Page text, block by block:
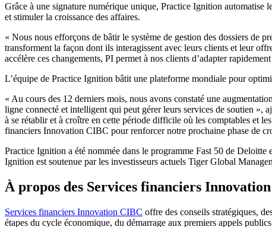
Grâce à une signature numérique unique, Practice Ignition automatise
et stimuler la croissance des affaires.
« Nous nous efforçons de bâtir le système de gestion des dossiers de
transforment la façon dont ils interagissent avec leurs clients et leur
accélère ces changements, PI permet à nos clients d’adapter
L’équipe de Practice Ignition bâtit une plateforme mondiale pour
« Au cours des 12 derniers mois, nous avons constaté une
ligne connecté et intelligent qui peut gérer leurs services de soutien »,
à se rétablir et à croître en cette période difficile où les comptables et
financiers Innovation CIBC pour renforcer notre prochaine phase de
Practice Ignition a été nommée dans le programme Fast 50 de Deloitte
Ignition est soutenue par les investisseurs actuels Tiger Global
À propos des Services financiers
Services financiers Innovation CIBC offre des conseils stratégiques,
étapes du cycle économique, du démarrage aux premiers appels